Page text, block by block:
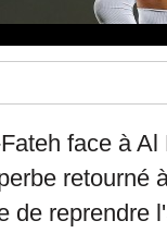
face à
retourné
de reprendre